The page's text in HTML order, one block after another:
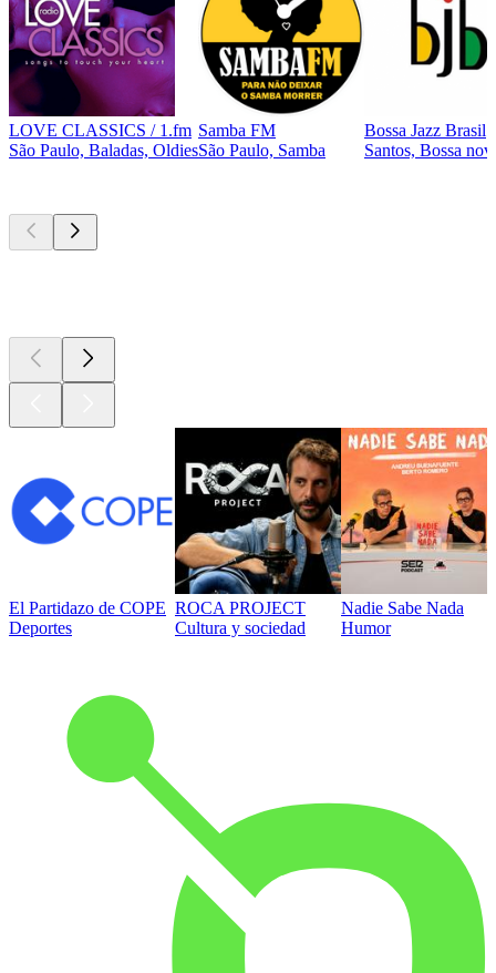
LOVE CLASSICS / 1.fm
São Paulo, Baladas, Oldies
Samba FM
São Paulo, Samba
Bossa Jazz Brasil
Santos, Bossa
El Partidazo de COPE
Deportes
ROCA PROJECT
Cultura y sociedad
Nadie Sabe Nada
Humor